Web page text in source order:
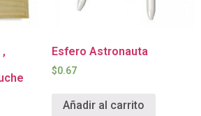
Esfero Astronauta
$0.67
Añadir al carrito